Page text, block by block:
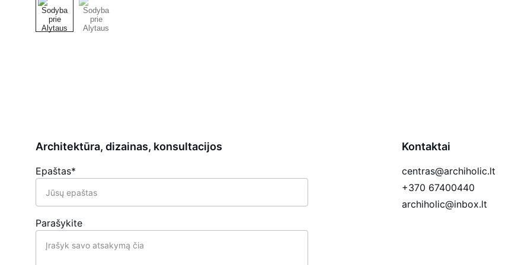
Kontaktai
Epaštas*
Parašykite
centras@archiholic.lt
archiholic@inbox.lt
Architektūra, dizainas, konsultacijos
+370 67400440